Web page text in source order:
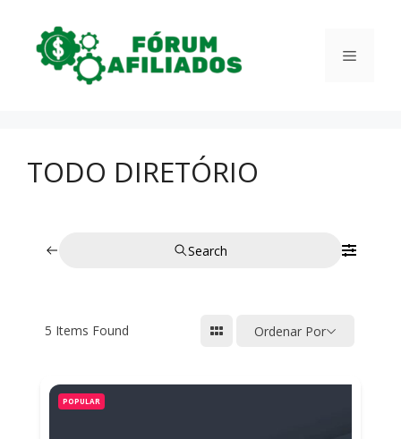
Menu
TODO DIRETÓRIO
Search
5 Items Found Ordenar Por
POPULAR